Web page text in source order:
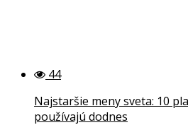
44
Najstaršie meny sveta: 10
používajú dodnes